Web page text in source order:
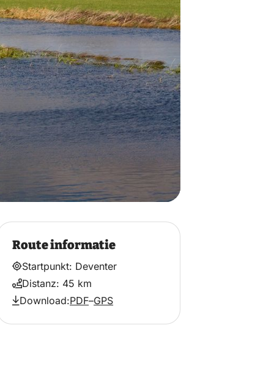
Route informatie
Startpunkt: Deventer
Distanz: 45 km
Download:PDF–GPS